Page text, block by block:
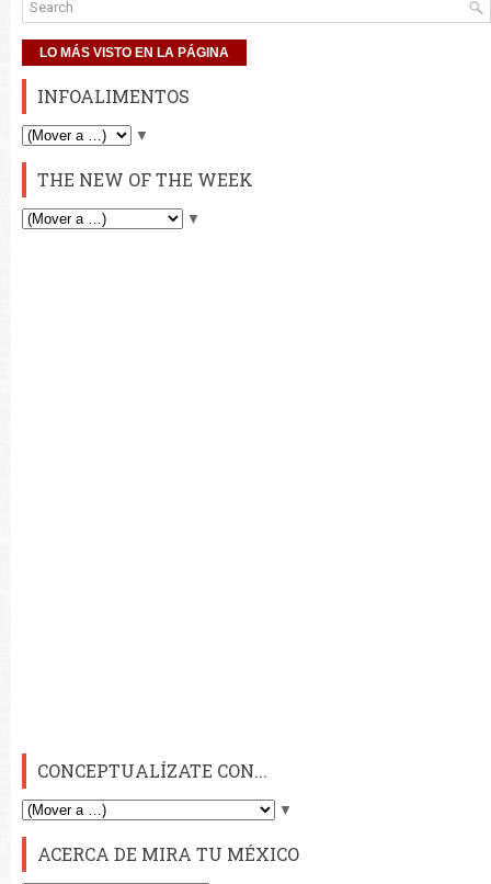
LO MÁS VISTO EN LA PÁGINA
INFOALIMENTOS
▼
THE NEW OF THE WEEK
▼
CONCEPTUALÍZATE CON...
▼
ACERCA DE MIRA TU MÉXICO